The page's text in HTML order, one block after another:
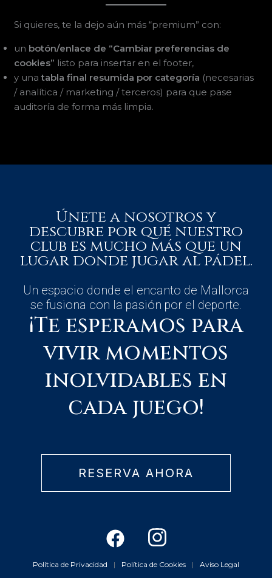
Si quieres, te la dejo aún más “premium” con:
un botón/enlace de “Cambiar preferencias de
cookies” listo para insertar en el footer,
y unatabla final resumida por categoría (necesarias
/ analítica / marketing / terceros) para que pase
auditoría de forma más limpia.
Únete a nosotros y
descubre por qué nuestro
club es mucho más que un
lugar donde jugar al pádel.
Un espacio donde el encanto de Mallorca
se fusiona con la pasión por el deporte.
¡Te esperamos para
vivir momentos
inolvidables en
cada juego!
RESERVA AHORA
F
a
c
I
n
s
Política de Privacidad | Política de Cookies | Aviso Legal